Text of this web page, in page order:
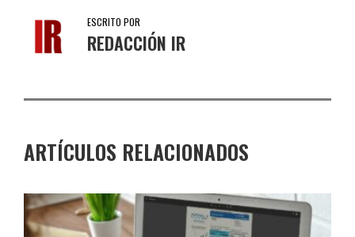
ESCRITO POR
REDACCIÓN IR
ARTÍCULOS RELACIONADOS